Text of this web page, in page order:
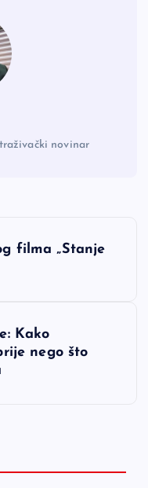
novinar
filma „Stanje
Kako
nego što